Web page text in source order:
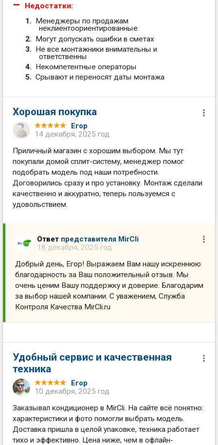
Недостатки:
Менеджеры по продажам
неклиентоориентированные
Могут допускать ошибки в сметах
Не все монтажники внимательны и
ответственны
Некомпетентные операторы
Срывают и переносят даты монтажа
Хорошая покупка
Егор
14 декабря, 2025 год
Приличный магазин с хорошим выбором. Мы тут
покупали домой сплит-систему, менеджер помог
подобрать модель под наши потребности.
Договорились сразу и про установку. Монтаж сделали
качественно и аккуратно, теперь пользуемся с
удовольствием.
Ответ представителя MirCli
18 декабря, 2025 год
Добрый день, Егор! Выражаем Вам нашу искреннюю
благодарность за Ваш положительный отзыв. Мы
очень ценим Вашу поддержку и доверие. Благодарим
за выбор нашей компании. С уважением, Служба
Контроля Качества MirCli.ru
Удобный сервис и качественная
техника
Егор
10 декабря, 2025 год
Заказывал кондиционер в MirCli. На сайте всё понятно:
характеристики и фото помогли выбрать модель.
Доставка пришла в целой упаковке, техника работает
тихо и эффективно. Цена ниже, чем в офлайн-